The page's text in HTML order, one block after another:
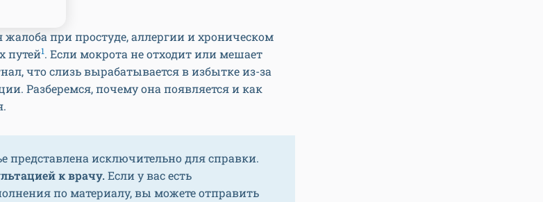
жалоба при простуде, аллергии и хроническом
путей1. Если мокрота не отходит или мешает
что слизь вырабатывается в избытке из-за
Разберемся, почему она появляется и как
представлена исключительно для справки.
к врачу.Если у вас есть
по материалу, вы можете отправить